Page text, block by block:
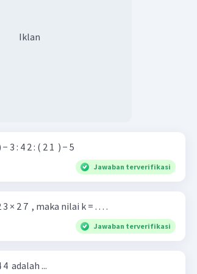
Iklan
( 8 1 ​ ) − 3 : 4 2 : ( 2 1 ​ ) − 5
Jawaban terverifikasi
× 2 7 ​ , maka nilai k = . . . .
Jawaban terverifikasi
4 ​ adalah ...